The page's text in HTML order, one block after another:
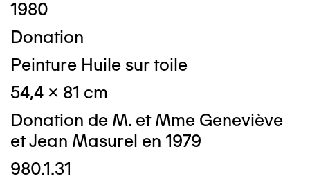
1980
Donation
Peinture Huile sur toile
54,4 x 81 cm
Donation de M. et Mme Geneviève
et Jean Masurel en 1979
980.1.31